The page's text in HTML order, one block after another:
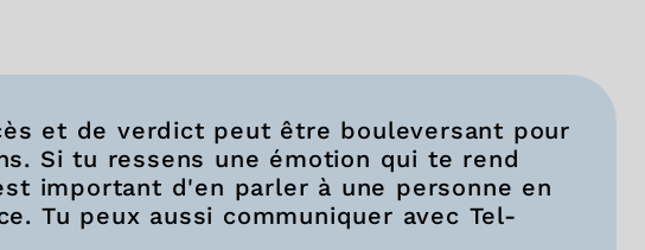
et de verdict peut être bouleversant pour
Si tu ressens une émotion qui te rend
important d'en parler à une personne en
Tu peux aussi communiquer avec Tel-